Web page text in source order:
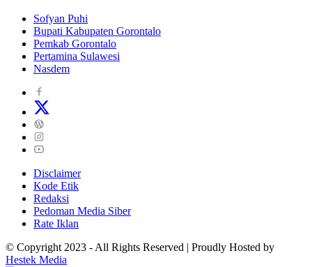
Sofyan Puhi
Bupati Kabupaten Gorontalo
Pemkab Gorontalo
Pertamina Sulawesi
Nasdem
Disclaimer
Kode Etik
Redaksi
Pedoman Media Siber
Rate Iklan
© Copyright 2023 - All Rights Reserved | Proudly Hosted by
Hestek Media